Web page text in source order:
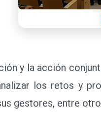
a los destinos
soluciones, tanto